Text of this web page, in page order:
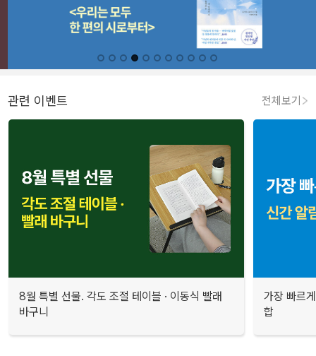
관련 이벤트 전체보기
8월 특별 선물. 각도 조절 테이블 · 이동식 빨래
바구니
가장 빠르
합